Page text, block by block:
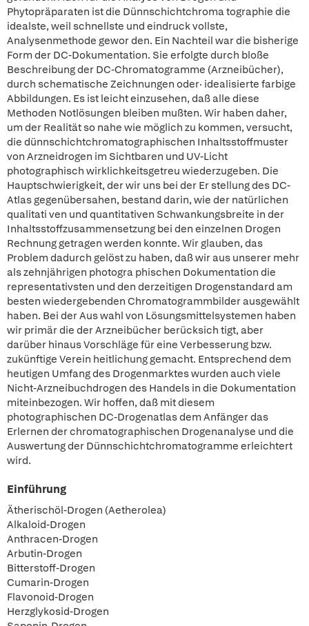
Phytopräparaten ist die Dünnschichtchroma tographie die
idealste, weil schnellste und eindruck vollste,
Analysenmethode gewor den. Ein Nachteil war die bisherige
Form der DC-Dokumentation. Sie erfolgte durch bloße
Beschreibung der DC-Chromatogramme (Arzneibücher),
durch schematische Zeichnungen oder· idealisierte farbige
Abbildungen. Es ist leicht einzusehen, daß alle diese
Methoden Notlösungen bleiben mußten. Wir haben daher,
um der Realität so nahe wie möglich zu kommen, versucht,
die dünnschichtchromatographischen Inhaltsstoffmuster
von Arzneidrogen im Sichtbaren und UV-Licht
photographisch wirklichkeitsgetreu wiederzugeben. Die
Hauptschwierigkeit, der wir uns bei der Er stellung des DC-
Atlas gegenübersahen, bestand darin, wie der natürlichen
qualitati ven und quantitativen Schwankungsbreite in der
Inhaltsstoffzusammensetzung bei den einzelnen Drogen
Rechnung getragen werden konnte. Wir glauben, das
Problem dadurch gelöst zu haben, daß wir aus unserer mehr
als zehnjährigen photogra phischen Dokumentation die
representativsten und den derzeitigen Drogenstandard am
besten wiedergebenden Chromatogrammbilder ausgewählt
haben. Bei der Aus wahl von Lösungsmittelsystemen haben
wir primär die der Arzneibücher berücksich tigt, aber
darüber hinaus Vorschläge für eine Verbesserung bzw.
zukünftige Verein heitlichung gemacht. Entsprechend dem
heutigen Umfang des Drogenmarktes wurden auch viele
Nicht-Arzneibuchdrogen des Handels in die Dokumentation
miteinbezogen. Wir hoffen, daß mit diesem
photographischen DC-Drogenatlas dem Anfänger das
Erlernen der chromatographischen Drogenanalyse und die
Auswertung der Dünnschichtchromatogramme erleichtert
wird.
Einführung
Ätherischöl-Drogen (Aetherolea)
Alkaloid-Drogen
Anthracen-Drogen
Arbutin-Drogen
Bitterstoff-Drogen
Cumarin-Drogen
Flavonoid-Drogen
Herzglykosid-Drogen